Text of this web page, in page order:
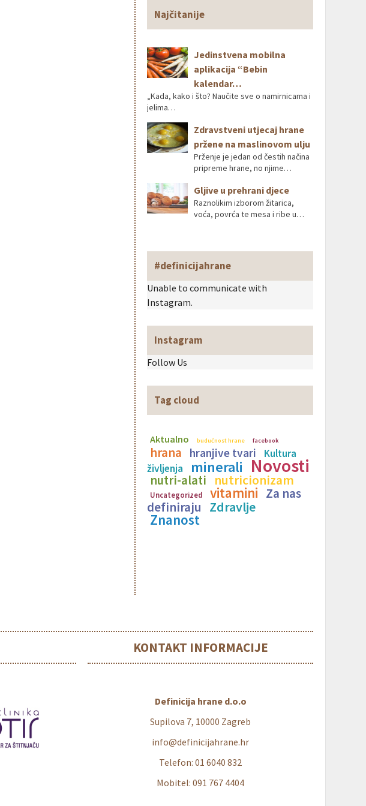
Najčitanije
Jedinstvena mobilna
aplikacija “Bebin
kalendar…
„Kada, kako i što? Naučite sve o namirnicama i
jelima…
Zdravstveni utjecaj hrane
pržene na maslinovom ulju
Prženje je jedan od čestih načina
pripreme hrane, no njime…
Gljive u prehrani djece
Raznolikim izborom žitarica,
voća, povrća te mesa i ribe u…
#definicijahrane
Unable to communicate with
Instagram.
Instagram
Follow Us
Tag cloud
Aktualno budućnost hrane facebook
hrana hranjive tvari
Kultura
življenja
minerali Novosti
nutri-alati nutricionizam
Uncategorized vitamini Za nas
definiraju Zdravlje
Znanost
KONTAKT INFORMACIJE
Definicija hrane d.o.o
Supilova 7, 10000 Zagreb
info@definicijahrane.hr
Telefon: 01 6040 832
Mobitel: 091 767 4404